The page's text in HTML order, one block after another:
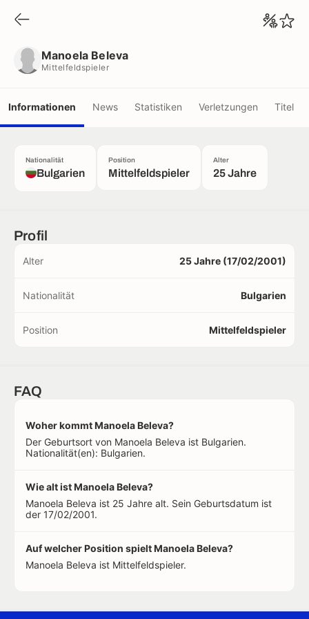
Manoela Beleva
Mittelfeldspieler
Informationen News Statistiken Verletzungen Titel
Nationalität
Bulgarien
Position
Mittelfeldspieler
Alter
25 Jahre
Profil
Alter 25 Jahre (17/02/2001)
Nationalität Bulgarien
Position Mittelfeldspieler
FAQ
Woher kommt Manoela Beleva?
Der Geburtsort von Manoela Beleva ist Bulgarien.
Nationalität(en): Bulgarien.
Wie alt ist Manoela Beleva?
Manoela Beleva ist 25 Jahre alt. Sein Geburtsdatum ist
der 17/02/2001.
Auf welcher Position spielt Manoela Beleva?
Manoela Beleva ist Mittelfeldspieler.